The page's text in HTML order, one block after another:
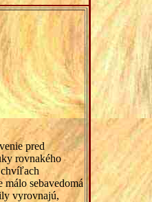
pred
rovnakého
chvíľach
sebavedomá
vyrovnajú,